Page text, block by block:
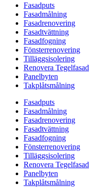
Fasadputs
Fasadmålning
Fasadrenovering
Fasadtvättning
Fasadfogning
Fönsterrenovering
Tilläggsisolering
Renovera Tegelfasad
Panelbyten
Takplåtsmålning
Fasadputs
Fasadmålning
Fasadrenovering
Fasadtvättning
Fasadfogning
Fönsterrenovering
Tilläggsisolering
Renovera Tegelfasad
Panelbyten
Takplåtsmålning